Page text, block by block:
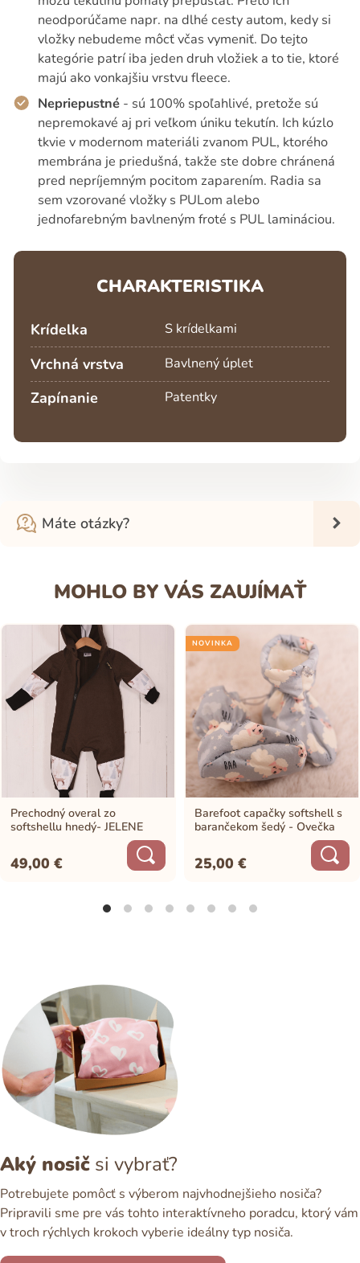
neodporúčame napr. na dlhé cesty autom, kedy si
vložky nebudeme môcť včas vymeniť. Do tejto
kategórie patrí iba jeden druh vložiek a to tie, ktoré
majú ako vonkajšiu vrstvu fleece.
Nepriepustné- sú 100% spoľahlivé, pretože sú
nepremokavé aj pri veľkom úniku tekutín. Ich kúzlo
tkvie v modernom materiáli zvanom PUL, ktorého
membrána je priedušná, takže ste dobre chránená
pred nepríjemným pocitom zaparením. Radia sa
sem vzorované vložky s PULom alebo
jednofarebným bavlneným froté s PUL lamináciou.
CHARAKTERISTIKA
Krídelka S krídelkami
Vrchná vrstva Bavlnený úplet
Zapínanie Patentky
Máte otázky?
MOHLO BY VÁS ZAUJÍMAŤ
Prechodný overal zo
softshellu hnedý- JELENE
49,00€
NOVINKA
Barefoot capačky softshell s
barančekom šedý - Ovečka
25,00€
Aký nosič si vybrať?
Potrebujete pomôcť s výberom najvhodnejšieho nosiča?
Pripravili sme pre vás tohto interaktívneho poradcu, ktorý vám
v troch rýchlych krokoch vyberie ideálny typ nosiča.